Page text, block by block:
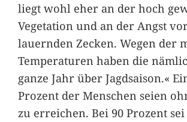
liegt wohl eher an der hoch
Vegetation und an der Angst
lauernden Zecken. Wegen der
Temperaturen haben die
ganze Jahr über Jagdsaison.«
Prozent der Menschen seien
zu erreichen. Bei 90 Prozent